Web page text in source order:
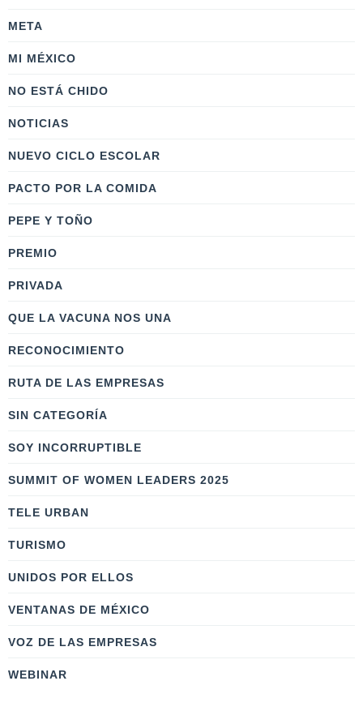
META
MI MÉXICO
NO ESTÁ CHIDO
NOTICIAS
NUEVO CICLO ESCOLAR
PACTO POR LA COMIDA
PEPE Y TOÑO
PREMIO
PRIVADA
QUE LA VACUNA NOS UNA
RECONOCIMIENTO
RUTA DE LAS EMPRESAS
SIN CATEGORÍA
SOY INCORRUPTIBLE
SUMMIT OF WOMEN LEADERS 2025
TELE URBAN
TURISMO
UNIDOS POR ELLOS
VENTANAS DE MÉXICO
VOZ DE LAS EMPRESAS
WEBINAR